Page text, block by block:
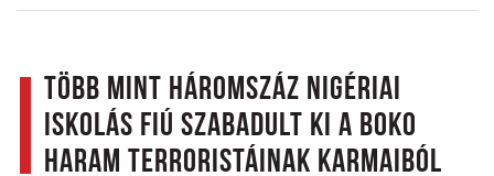
Több mint háromszáz nigériai
iskolás fiú szabadult ki a Boko
Haram terroristáinak karmaiból